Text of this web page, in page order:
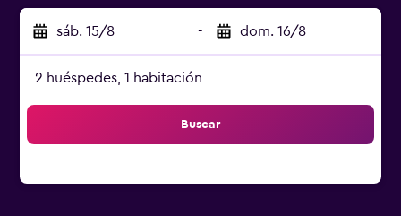
sáb. 15/8 - dom. 16/8
2 huéspedes, 1 habitación
Buscar